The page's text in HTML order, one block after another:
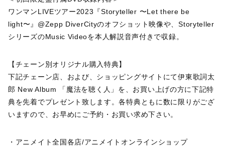
ワンマンLIVEツアー2023『Storyteller 〜Let there be
light〜』@Zepp DiverCityのオフショット映像や、Storyteller
シリーズのMusic Videoを本人解説音声付きで収録。
【チェーン別オリジナル購入特典】
下記チェーン店、および、ショッピングサイトにて伊東歌詞太
郎 New Album 「魔法を聴く人」を、お買い上げの方に下記特
典を先着でプレゼント致します。各特典ともに数に限りがござ
いますので、お早めにご予約・お買い求め下さい。
・アニメイト全国各店/アニメイトオンラインショップ